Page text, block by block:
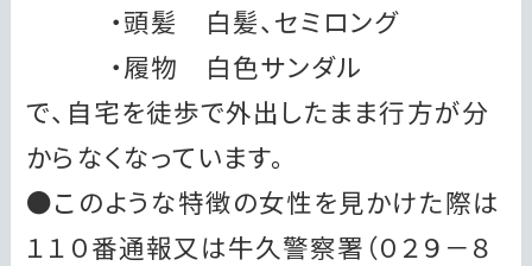
・頭髪 白髪、セミロング
・履物 白色サンダル
で、自宅を徒歩で外出したまま行方が分
からなくなっています。
●このような特徴の女性を見かけた際は
１１０番通報又は牛久警察署（０２９－８